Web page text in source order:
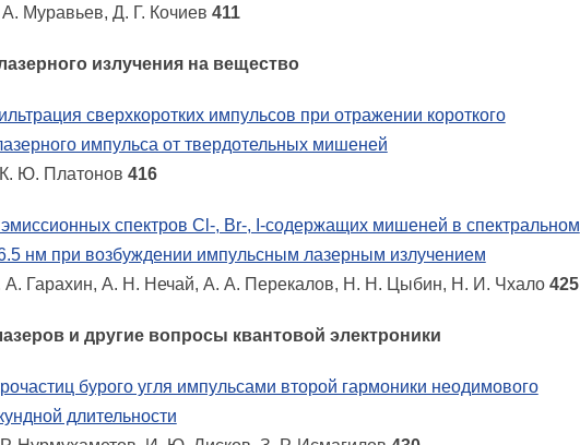
Муравьев, Д. Г. Кочиев 411
излучения на вещество
сверхкоротких импульсов при отражении короткого
импульса от твердотельных мишеней
Ю. Платонов 416
спектров Cl-, Br-, I-содержащих мишеней в спектральном
нм при возбуждении импульсным лазерным излучением
А. Гарахин, А. Н. Нечай, А. А. Перекалов, Н. Н. Цыбин, Н. И. Чхало 425
и другие вопросы квантовой электроники
бурого угля импульсами второй гармоники неодимового
длительности